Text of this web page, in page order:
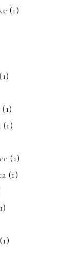
(1)
(1)
(1)
(1)
(1)
(1)
(1)